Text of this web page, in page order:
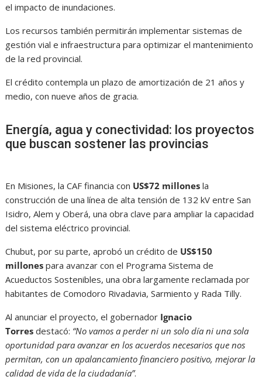
el impacto de inundaciones.
Los recursos también permitirán implementar sistemas de
gestión vial e infraestructura para optimizar el mantenimiento
de la red provincial.
El crédito contempla un plazo de amortización de 21 años y
medio, con nueve años de gracia.
Energía, agua y conectividad: los proyectos
que buscan sostener las provincias
En Misiones, la CAF financia con US$72 millones la
construcción de una línea de alta tensión de 132 kV entre San
Isidro, Alem y Oberá, una obra clave para ampliar la capacidad
del sistema eléctrico provincial.
Chubut, por su parte, aprobó un crédito de US$150
millones para avanzar con el Programa Sistema de
Acueductos Sostenibles, una obra largamente reclamada por
habitantes de Comodoro Rivadavia, Sarmiento y Rada Tilly.
Al anunciar el proyecto, el gobernador Ignacio
Torres destacó: “No vamos a perder ni un solo día ni una sola
oportunidad para avanzar en los acuerdos necesarios que nos
permitan, con un apalancamiento financiero positivo, mejorar la
calidad de vida de la ciudadanía”.